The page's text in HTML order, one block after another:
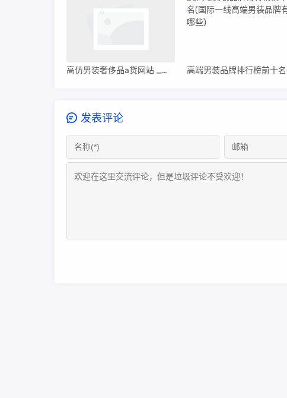
高仿男装奢侈品a货网站 _高仿奢侈品男装货源
发表评论